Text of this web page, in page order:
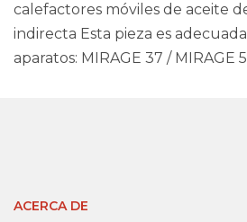
calefactores móviles de aceite
indirecta Esta pieza es
aparatos: MIRAGE 37 / MIRAGE
ACERCA DE